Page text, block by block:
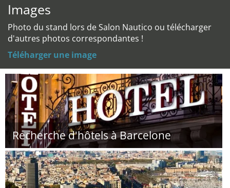
Images
Photo du stand lors de Salon Nautico ou télécharger
d'autres photos correspondantes !
Téléharger une image
Recherche d'hôtels à Barcelone